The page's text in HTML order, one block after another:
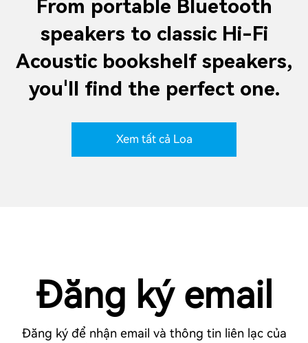
From portable Bluetooth
speakers to classic Hi-Fi
Acoustic bookshelf speakers,
you'll find the perfect one.
Xem tất cả Loa
Đăng ký email
Đăng ký để nhận email và thông tin liên lạc của